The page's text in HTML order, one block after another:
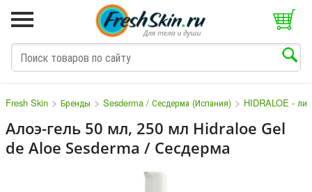
Fresh Skin > Бренды > Sesderma / Сесдерма (Испания) > HIDRALOE -
Алоэ-гель 50 мл, 250 мл Hidraloe Gel
de Aloe Sesderma / Сесдерма